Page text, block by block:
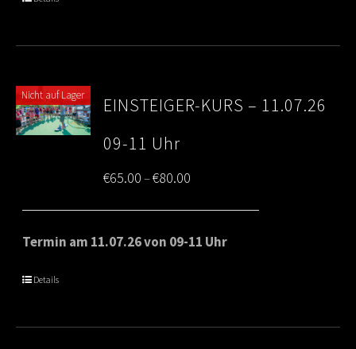
Nicht auf Lager
EINSTEIGER-KURS – 11.07.26
09-11 Uhr
€65.00–€80.00
range:
€65.00
Termin am 11.07.26 von 09-11 Uhr
Details